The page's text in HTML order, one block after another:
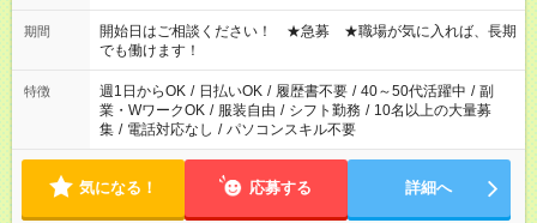
場合、他のお仕事と合わせ週40時間超の就業はご案内できませ
ん ※法令に基づき、週20時間以上勤務は社会保険への加入対象
となります ※労働者派遣法（日雇い派遣の原則禁止）により、
短時間・短期間の就業はご案内が難しい場合があります
期間
開始日はご相談ください！ ★急募 ★職場が気に入れば、長期
でも働けます！
特徴 週1日からOK / 日払いOK / 履歴書不要 / 40～50代活躍中 / 副
業・WワークOK / 服装自由 / シフト勤務 / 10名以上の大量募
集 / 電話対応なし / パソコンスキル不要
気になる！ 応募する 詳細へ